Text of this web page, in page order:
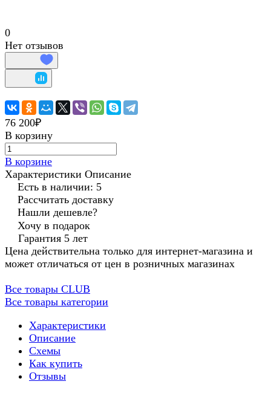
0
Нет отзывов
76 200₽
В корзину
В корзине
Характеристики Описание
Есть в наличии: 5
Рассчитать доставку
Нашли дешевле?
Хочу в подарок
Гарантия 5 лет
Цена действительна только для интернет-магазина и
может отличаться от цен в розничных магазинах
Все товары CLUB
Все товары категории
Характеристики
Описание
Схемы
Как купить
Отзывы